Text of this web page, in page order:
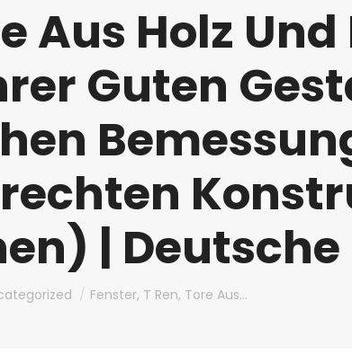
Aus Holz Und
Guten
|
Fenster, T Ren, Tore Aus…